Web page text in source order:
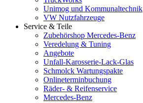
Unimog und Kommunaltechnik
VW Nutzfahrzeuge
Service & Teile
Zubehörshop Mercedes-Benz
Veredelung & Tuning
Angebote
Unfall-Karosserie-Lack-Glas
Schmolck Wartungspakte
Onlineterminbuchung
Räder- & Reifenservice
Mercedes-Benz